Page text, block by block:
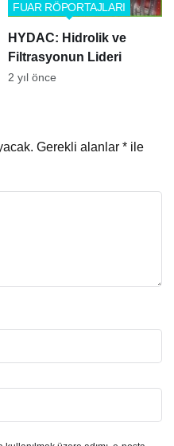
HYDAC: Hidrolik ve
Filtrasyonun Lideri
FUAR RÖPORTAJLARI
2 yıl önce
Gerekli alanlar * ile